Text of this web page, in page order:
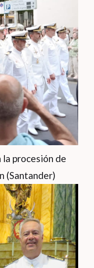
procesión de
(Santander)